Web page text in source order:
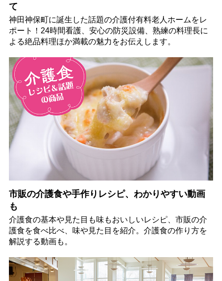
て
神田神保町に誕生した話題の介護付有料老人ホームをレ
ポート！24時間看護、安心の防災設備、熟練の料理長に
よる絶品料理ほか満載の魅力をお伝えします。
市販の介護食や手作りレシピ、わかりやすい動画
も
介護食の基本や見た目も味もおいしいレシピ、市販の介
護食を食べ比べ、味や見た目を紹介。介護食の作り方を
解説する動画も。